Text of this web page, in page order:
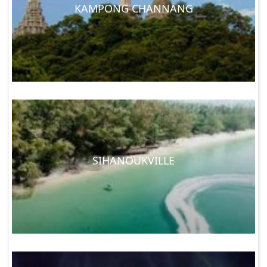
KAMPONG CHANNANG
SIHANOUKVILLE